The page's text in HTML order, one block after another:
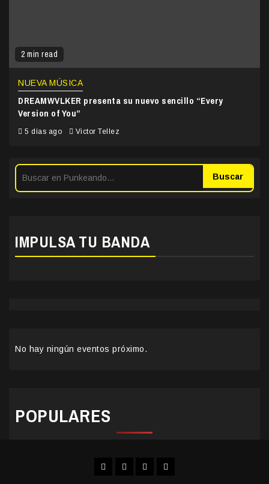
2 min read
NUEVA MÚSICA
DREAMWVLKER presenta su nuevo sencillo “Every
Version of You”
5 días ago Victor Tellez
Buscar
IMPULSA TU BANDA
No hay ningún eventos próximo.
POPULARES
FacebookInstagram
YouTubeTwitter